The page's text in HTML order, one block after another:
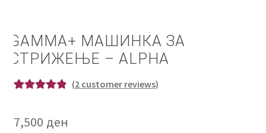
GAMMA+ МАШИНКА ЗА
СТРИЖЕЊЕ – ALPHA
based on
(2 customer reviews)
7,500 ден